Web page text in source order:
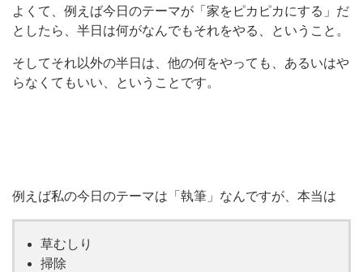
よくて、例えば今日のテーマが「家をピカピカにする」だ
としたら、半日は何がなんでもそれをやる、ということ。
そしてそれ以外の半日は、他の何をやっても、あるいはや
らなくてもいい、ということです。
例えば私の今日のテーマは「執筆」なんですが、本当は
草むしり
掃除